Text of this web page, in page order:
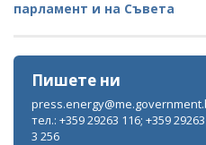
парламент и на Съвета
Пишете ни
тел.: +359 29263 116; +359
3 256